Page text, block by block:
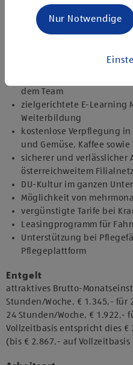
Angebote, die mich
attraktive
dem Team
zielgerichtete E-Learning
Weiterbildung
kostenlose Verpflegung in
und Gemüse, Kaffee sowie
sicherer und verlässlicher
österreichweitem Filialnetz
DU-Kultur im ganzen
Möglichkeit von
vergünstigte Tarife bei
Leasingprogramm für
Unterstützung bei
Pflegeplattform
Entgelt
attraktives Brutto-
Stunden/Woche, € 1.345,- für
24 Stunden/Woche, € 1.922,-
Vollzeitbasis entspricht dies €
(bis € 2.867,- auf Vollzeitbasis
Nur Notwendige